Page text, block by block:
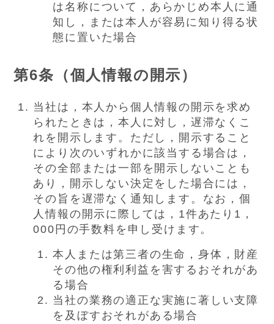
は名称について，あらかじめ本人に通
知し，または本人が容易に知り得る状
態に置いた場合
第6条（個人情報の開示）
当社は，本人から個人情報の開示を求め
られたときは，本人に対し，遅滞なくこ
れを開示します。ただし，開示すること
により次のいずれかに該当する場合は，
その全部または一部を開示しないことも
あり，開示しない決定をした場合には，
その旨を遅滞なく通知します。なお，個
人情報の開示に際しては，1件あたり1，
000円の手数料を申し受けます。
本人または第三者の生命，身体，財産
その他の権利利益を害するおそれがあ
る場合
当社の業務の適正な実施に著しい支障
を及ぼすおそれがある場合